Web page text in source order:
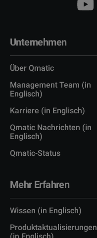
Unternehmen
Über Qmatic
Management Team (in
Englisch)
Karriere (in Englisch)
Qmatic Nachrichten (in
Englisch)
Qmatic-Status
Mehr Erfahren
Wissen (in Englisch)
Produktaktualisierungen